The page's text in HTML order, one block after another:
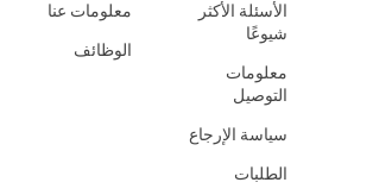
الأسئلة الأكثر
شيوعًا
معلومات
التوصيل
سياسة الإرجاع
الطلبات
معلومات عنا
الوظائف